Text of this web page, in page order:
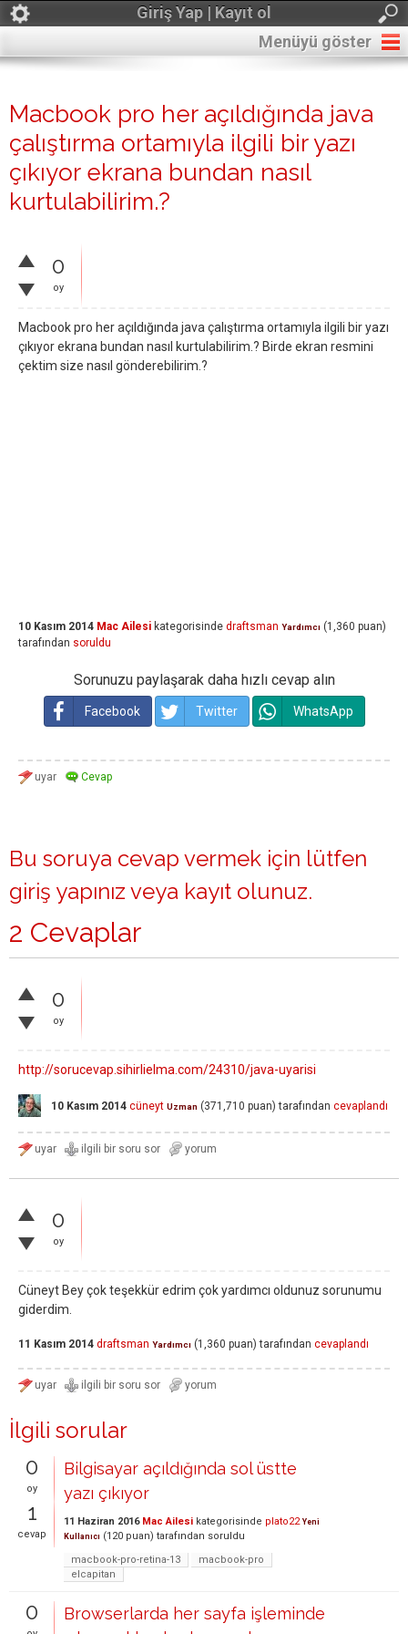
Giriş Yap | Kayıt ol
Menüyü göster
Macbook pro her açıldığında java
çalıştırma ortamıyla ilgili bir yazı
çıkıyor ekrana bundan nasıl
kurtulabilirim.?
0
oy
Macbook pro her açıldığında java çalıştırma ortamıyla ilgili bir yazı
çıkıyor ekrana bundan nasıl kurtulabilirim.? Birde ekran resmini
çektim size nasıl gönderebilirim.?
10 Kasım 2014 Mac Ailesi kategorisinde draftsman Yardımcı (1,360 puan)
tarafından soruldu
Sorunuzu paylaşarak daha hızlı cevap alın
Facebook Twitter WhatsApp
Bu soruya cevap vermek için lütfen
giriş yapınız veya kayıt olunuz.
2 Cevaplar
0
oy
http://sorucevap.sihirlielma.com/24310/java-uyarisi
10 Kasım 2014 cüneyt Uzman (371,710 puan) tarafından cevaplandı
0
oy
Cüneyt Bey çok teşekkür edrim çok yardımcı oldunuz sorunumu
giderdim.
11 Kasım 2014 draftsman Yardımcı (1,360 puan) tarafından cevaplandı
İlgili sorular
0
oy
1
cevap
Bilgisayar açıldığında sol üstte
yazı çıkıyor
11 Haziran 2016 Mac Ailesi kategorisinde plato22 Yeni
Kullanıcı (120 puan) tarafından soruldu
macbook-pro-retina-13
macbook-pro
elcapitan
0
Browserlarda her sayfa işleminde